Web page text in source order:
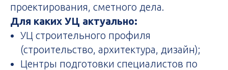
проектирования, сметного дела.
Для каких УЦ актуально:
УЦ строительного профиля
(строительство, архитектура, дизайн);
Центры подготовки специалистов по